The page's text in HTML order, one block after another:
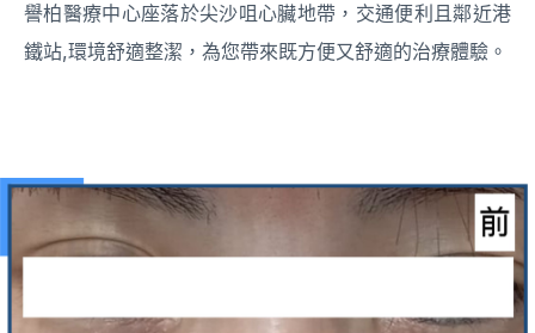
譽柏醫療中心座落於尖沙咀心臟地帶，交通便利且鄰近港
鐵站,環境舒適整潔，為您帶來既方便又舒適的治療體驗。